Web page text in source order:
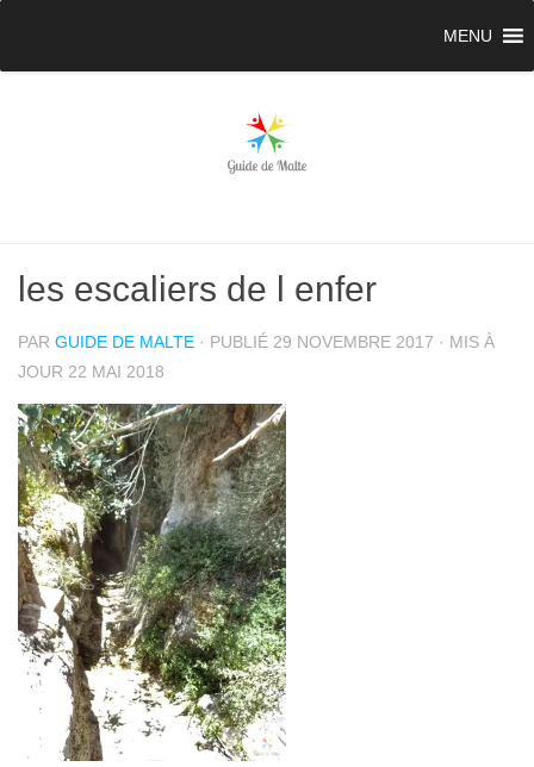
MENU
les escaliers de l enfer
PAR GUIDE DE MALTE · PUBLIÉ 29 NOVEMBRE 2017 · MIS À
JOUR 22 MAI 2018